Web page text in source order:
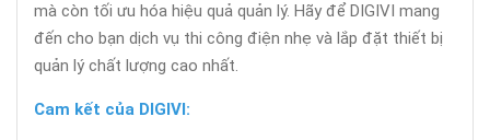
mà còn tối ưu hóa hiệu quả quản lý. Hãy để DIGIVI mang
đến cho bạn dịch vụ thi công điện nhẹ và lắp đặt thiết bị
quản lý chất lượng cao nhất.
Cam kết của DIGIVI: